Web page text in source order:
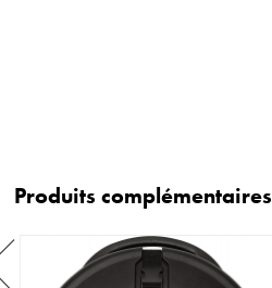
Produits complémentaires